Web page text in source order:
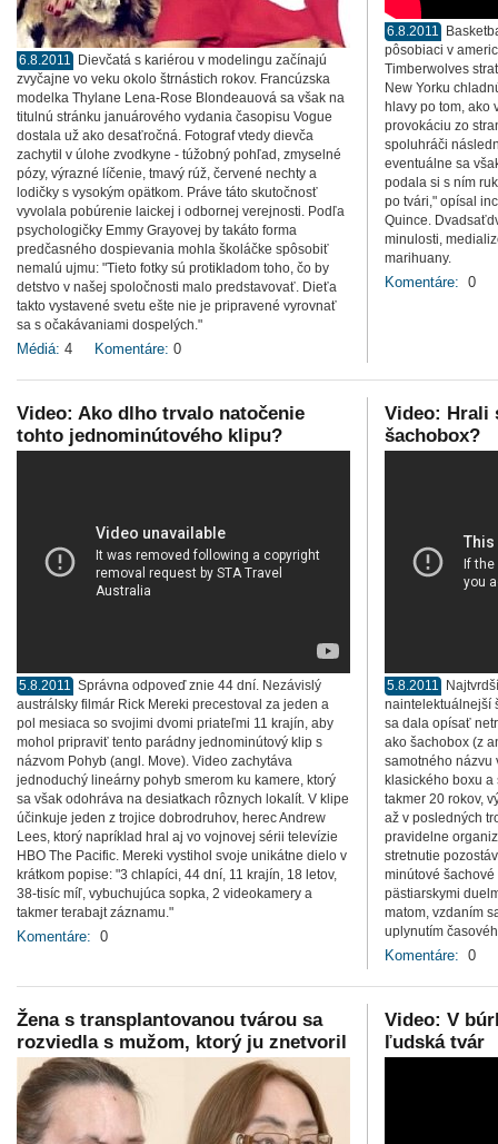
6.8.2011
Dievčatá s kariérou v modelingu začínajú
zvyčajne vo veku okolo štrnástich rokov. Francúzska
modelka Thylane Lena-Rose Blondeauová sa však na
titulnú stránku januárového vydania časopisu Vogue
dostala už ako desaťročná. Fotograf vtedy dievča
zachytil v úlohe zvodkyne - túžobný pohľad, zmyselné
pózy, výrazné líčenie, tmavý rúž, červené nechty a
lodičky s vysokým opätkom. Práve táto skutočnosť
vyvolala pobúrenie laickej i odbornej verejnosti. Podľa
psychologičky Emmy Grayovej by takáto forma
predčasného dospievania mohla školáčke spôsobiť
nemalú ujmu: "Tieto fotky sú protikladom toho, čo by
detstvo v našej spoločnosti malo predstavovať. Dieťa
takto vystavené svetu ešte nie je pripravené vyrovnať
sa s očakávaniami dospelých."
Médiá: 4 Komentáre: 0
6.8.2011
pôsobiaci v
Timberwolves
New Yorku
hlavy po tom, ako
provokáciu zo
spoluhráči
eventuálne sa
podala si s ním
po tvári," opísal
Quince.
minulosti,
marihuany.
Komentáre: 0
Video: Ako dlho trvalo natočenie
tohto jednominútového klipu?
5.8.2011 Správna odpoveď znie 44 dní. Nezávislý
austrálsky filmár Rick Mereki precestoval za jeden a
pol mesiaca so svojimi dvomi priateľmi 11 krajín, aby
mohol pripraviť tento parádny jednominútový klip s
názvom Pohyb (angl. Move). Video zachytáva
jednoduchý lineárny pohyb smerom ku kamere, ktorý
sa však odohráva na desiatkach rôznych lokalít. V klipe
účinkuje jeden z trojice dobrodruhov, herec Andrew
Lees, ktorý napríklad hral aj vo vojnovej sérii televízie
HBO The Pacific. Mereki vystihol svoje unikátne dielo v
krátkom popise: "3 chlapíci, 44 dní, 11 krajín, 18 letov,
38-tisíc míľ, vybuchujúca sopka, 2 videokamery a
takmer terabajt záznamu."
Komentáre: 0
Video: Hrali
šachobox?
5.8.2011
naintelektuálnejší
sa dala opísať
ako šachobox (z
samotného názvu
klasického boxu
takmer 20 rokov,
až v posledných
pravidelne
stretnutie
minútové
pästiarskymi
matom, vzdaním
uplynutím
Komentáre: 0
Žena s transplantovanou tvárou sa
rozviedla s mužom, ktorý ju znetvoril
Video: V
ľudská tvár